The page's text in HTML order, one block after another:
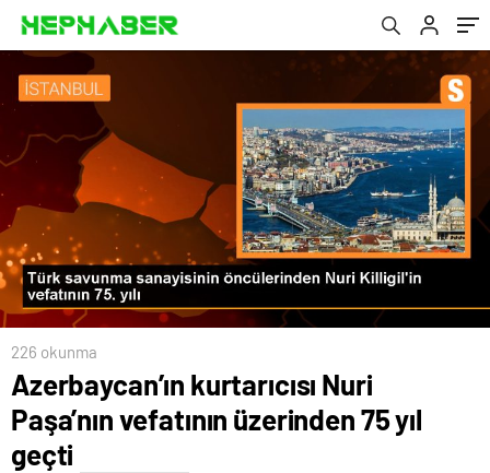
226 okunma
Azerbaycan’ın kurtarıcısı Nuri
Paşa’nın vefatının üzerinden 75 yıl
geçti